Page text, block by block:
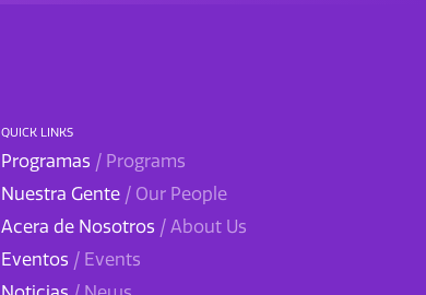
QUICK LINKS
Programas / Programs
Nuestra Gente / Our People
Acera de Nosotros / About Us
Eventos / Events